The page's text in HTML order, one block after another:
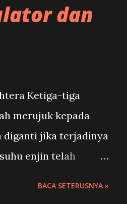
dan
Ketiga-tiga
merujuk kepada
diganti jika terjadinya
enjin telah
BACA SETERUSNYA »